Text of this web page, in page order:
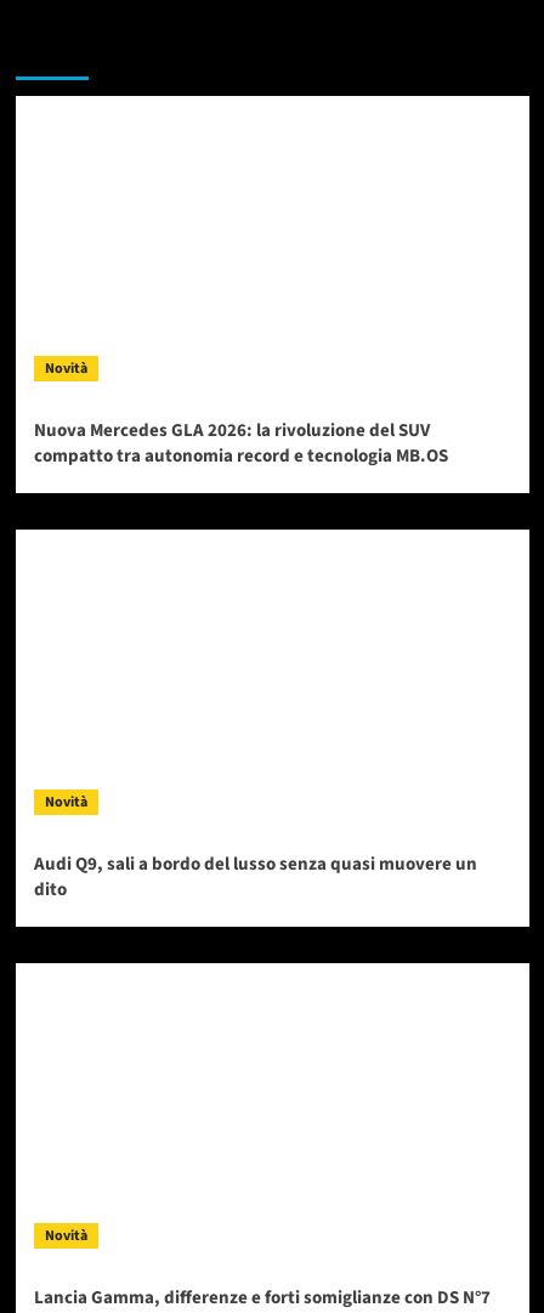
Novità
Nuova Mercedes GLA 2026: la rivoluzione del SUV
compatto tra autonomia record e tecnologia MB.OS
Novità
Audi Q9, sali a bordo del lusso senza quasi muovere un
dito
Novità
Lancia Gamma, differenze e forti somiglianze con DS N°7